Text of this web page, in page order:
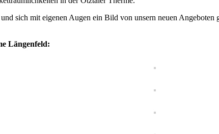
sich mit eigenen Augen ein Bild von unsern neuen Angeboten
Längenfeld: